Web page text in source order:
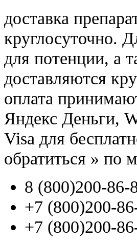
доставка
круглосуточно.
для потенции, а
доставляются
оплата
Яндекс Деньги,
Visa для
обратиться » по
8 (800)200-86-
+7 (800)200-
+7 (800)200-